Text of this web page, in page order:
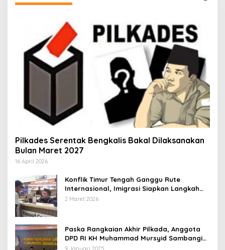
Pilkades Serentak Bengkalis Bakal Dilaksanakan
Bulan Maret 2027
16 April 2026
Konflik Timur Tengah Ganggu Rute
Internasional, Imigrasi Siapkan Langkah
Antisipatif
2 Maret 2026
Paska Rangkaian Akhir Pilkada, Anggota
DPD RI KH Muhammad Mursyid Sambangi
KPU Bengkalis
9 Januari 2025